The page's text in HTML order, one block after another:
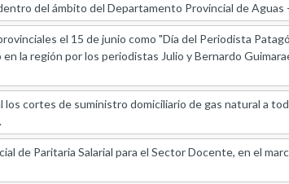
del ámbito del Departamento Provincial de Aguas
el 15 de junio como "Día del Periodista
la región por los periodistas Julio y Bernardo
cortes de suministro domiciliario de gas natural a
de Paritaria Salarial para el Sector Docente, en el